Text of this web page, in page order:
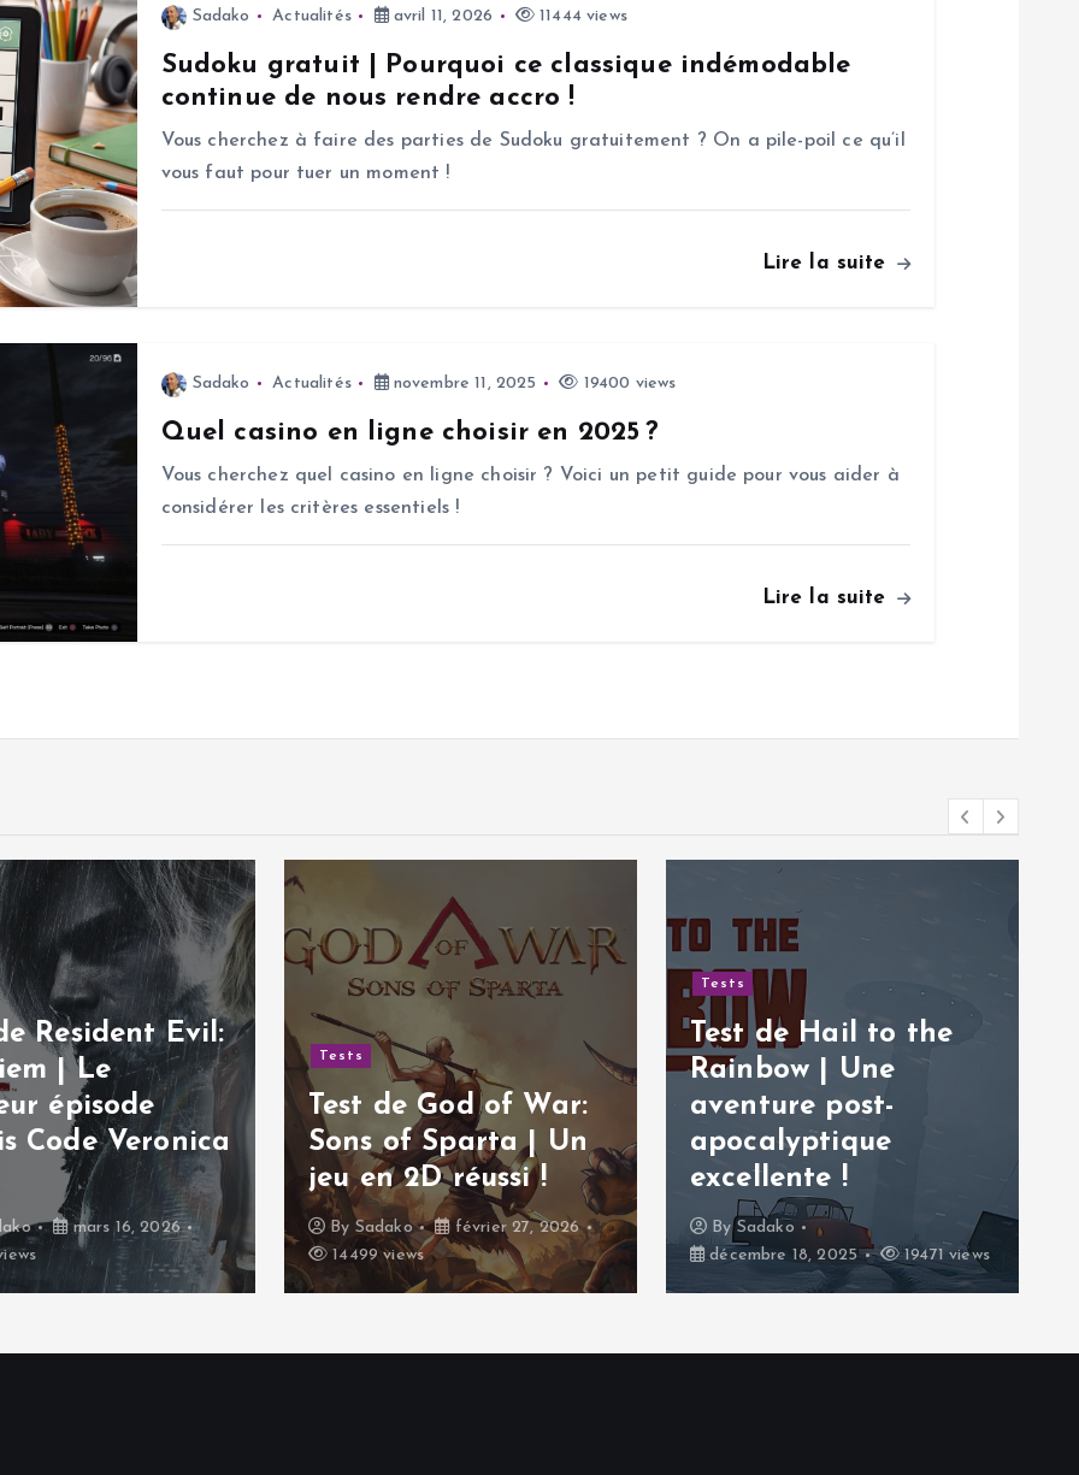
Sadako Actualités avril 11, 2026 11444 views
Sudoku gratuit | Pourquoi ce classique indémodable
continue de nous rendre accro !
Vous cherchez à faire des parties de Sudoku gratuitement ? On a pile-poil ce qu’il
vous faut pour tuer un moment !
Lire la suite
Sadako Actualités novembre 11, 2025 19400 views
Quel casino en ligne choisir en 2025 ?
Vous cherchez quel casino en ligne choisir ? Voici un petit guide pour vous aider à
considérer les critères essentiels !
Lire la suite
Resident Evil:
| Le
épisode
Code Veronica
mars 16, 2026
Tests
Test de God of War:
Sons of Sparta | Un
jeu en 2D réussi !
By Sadako
février 27, 2026
14499 views
Tests
Test de Hail to the
Rainbow | Une
aventure post-
apocalyptique
excellente !
By Sadako
décembre 18, 2025
19471 views